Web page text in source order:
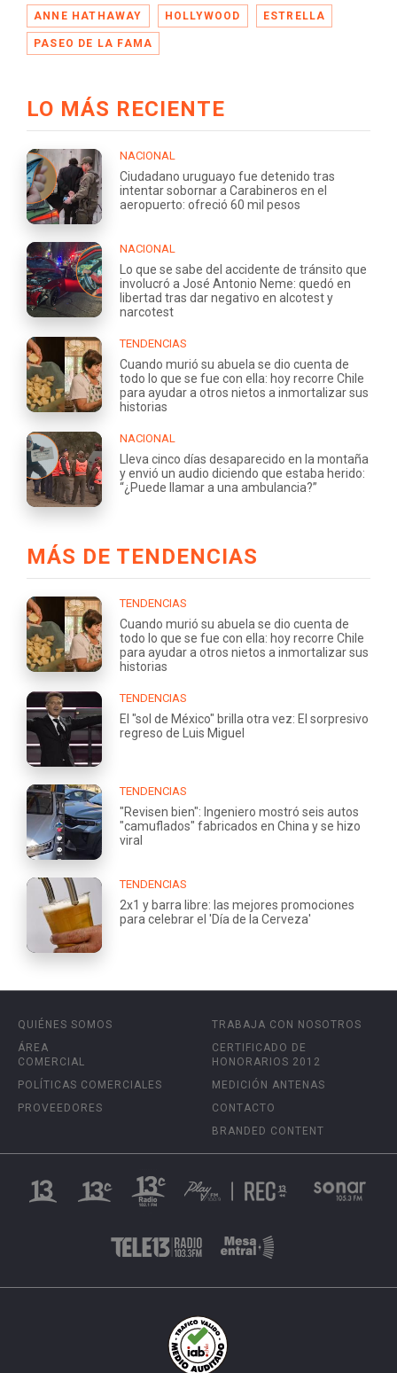
ANNE HATHAWAY HOLLYWOOD ESTRELLA
PASEO DE LA FAMA
LO MÁS RECIENTE
NACIONAL
Ciudadano uruguayo fue detenido tras
intentar sobornar a Carabineros en el
aeropuerto: ofreció 60 mil pesos
NACIONAL
Lo que se sabe del accidente de tránsito que
involucró a José Antonio Neme: quedó en
libertad tras dar negativo en alcotest y
narcotest
TENDENCIAS
Cuando murió su abuela se dio cuenta de
todo lo que se fue con ella: hoy recorre Chile
para ayudar a otros nietos a inmortalizar sus
historias
NACIONAL
Lleva cinco días desaparecido en la montaña
y envió un audio diciendo que estaba herido:
“¿Puede llamar a una ambulancia?”
MÁS DE TENDENCIAS
TENDENCIAS
Cuando murió su abuela se dio cuenta de
todo lo que se fue con ella: hoy recorre Chile
para ayudar a otros nietos a inmortalizar sus
historias
TENDENCIAS
El "sol de México" brilla otra vez: El sorpresivo
regreso de Luis Miguel
TENDENCIAS
"Revisen bien": Ingeniero mostró seis autos
"camuflados" fabricados en China y se hizo
viral
TENDENCIAS
2x1 y barra libre: las mejores promociones
para celebrar el 'Día de la Cerveza'
QUIÉNES SOMOS
ÁREA
COMERCIAL
POLÍTICAS COMERCIALES
PROVEEDORES
TRABAJA CON NOSOTROS
CERTIFICADO DE
HONORARIOS 2012
MEDICIÓN ANTENAS
CONTACTO
BRANDED CONTENT